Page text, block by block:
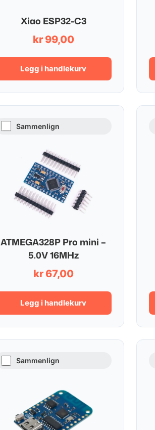
Xiao ESP32-C3
kr99,00
Legg i handlekurv
Sammenlign
ATMEGA328P Pro mini –
5.0V 16MHz
kr67,00
Legg i handlekurv
Sammenlign